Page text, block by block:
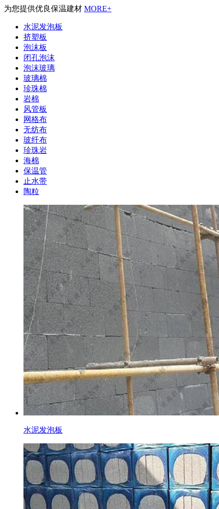
为您提供优良保温建材 MORE+
水泥发泡板
挤塑板
泡沫板
闭孔泡沫
泡沫玻璃
玻璃棉
珍珠棉
岩棉
风管板
网格布
无纺布
玻纤布
珍珠岩
海棉
保温管
止水带
陶粒
水泥发泡板